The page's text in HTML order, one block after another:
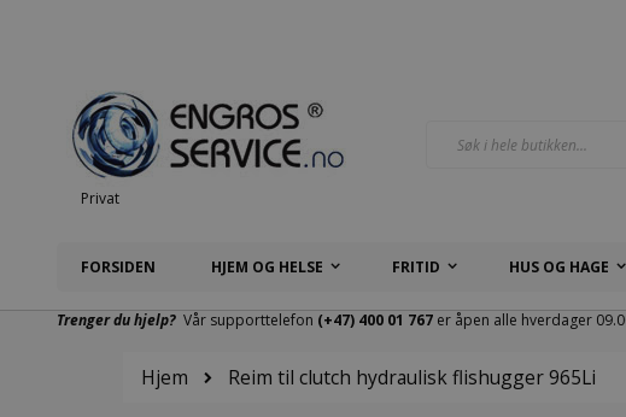
Privat
FORSIDEN HJEM OG HELSE FRITID HUS OG HAGE
Trenger du hjelp? Vår supporttelefon (+47) 400 01 767 er åpen alle hverdager
Hjem Reim til clutch hydraulisk flishugger 965Li